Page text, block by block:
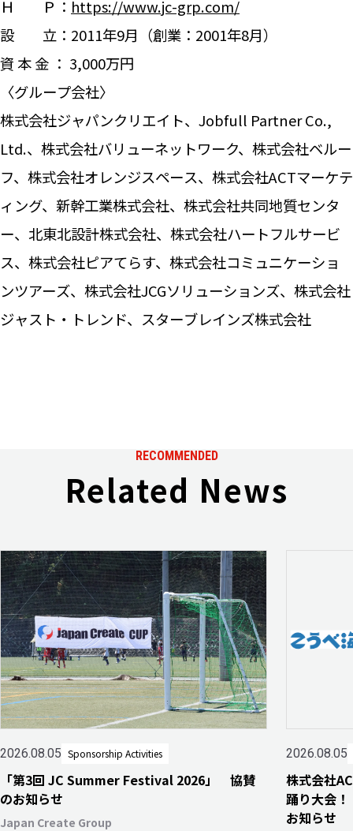
Ｈ Ｐ： https://www.jc-grp.com/
設 立：2011年9月（創業：2001年8月）
資 本 金 ： 3,000万円
〈グループ会社〉
株式会社ジャパンクリエイト、Jobfull Partner Co.,
Ltd.、株式会社バリューネットワーク、株式会社ベルー
フ、株式会社オレンジスペース、株式会社ACTマーケテ
ィング、新幹工業株式会社、株式会社共同地質センタ
ー、北東北設計株式会社、株式会社ハートフルサービ
ス、株式会社ピアてらす、株式会社コミュニケーショ
ンツアーズ、株式会社JCGソリューションズ、株式会社
ジャスト・トレンド、スターブレインズ株式会社
RECOMMENDED
Related News
2026.08.05 Sponsorship Activities
「第3回 JC Summer Festival 2026」 協賛
のお知らせ
Japan Create Group
2026.08.05
株式会社
踊り大会
お知らせ